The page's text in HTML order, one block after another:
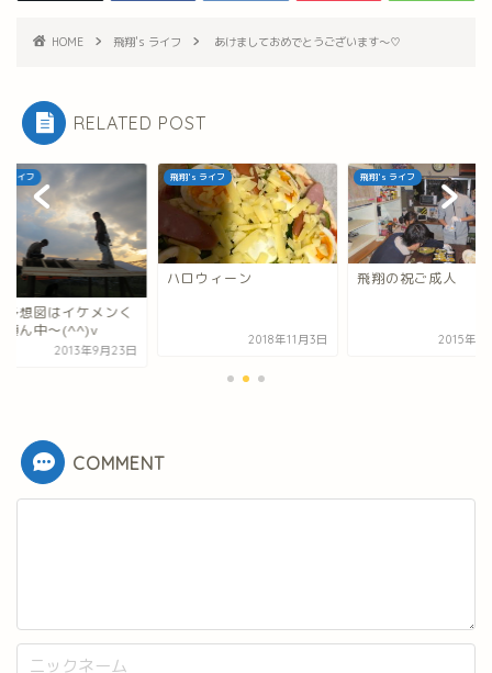
HOME 飛翔's ライフ あけましておめでとうございます～♡
RELATED POST
ライフ
予想図はイケメンく
頭ん中～(^^)v
2013年9月23日
飛翔's ライフ
ハロウィーン
2018年11月3日
飛翔's ライフ
飛翔の祝ご成人
2015年1
COMMENT